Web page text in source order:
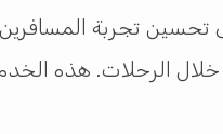
تحسين تجربة
الرحلات. هذه